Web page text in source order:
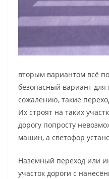
вторым вариантом всё
безопасный вариант для
сожалению, такие
Их строят на таких
дорогу попросту
машин, а светофор
Наземный переход или
участок дороги с